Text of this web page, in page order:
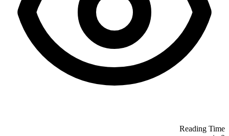
Reading Time